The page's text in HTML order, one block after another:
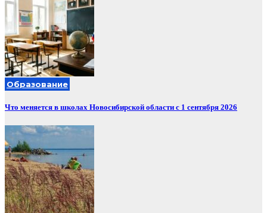
Образование
Что меняется в школах Новосибирской области с 1 сентября 2026